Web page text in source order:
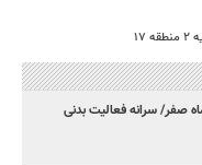
شهر ۴؛ بعد از ماه صفر/ سرانه فعالیت بدنی